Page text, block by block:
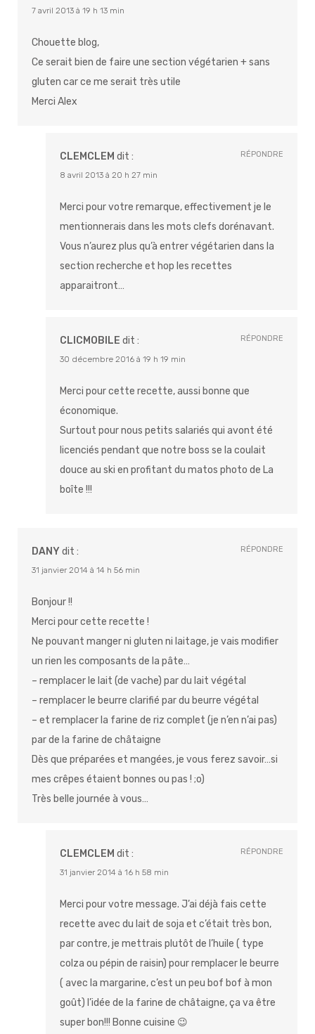
7 avril 2013 à 19 h 13 min
Chouette blog,
Ce serait bien de faire une section végétarien + sans
gluten car ce me serait très utile
Merci Alex
CLEMCLEM dit :
8 avril 2013 à 20 h 27 min
Merci pour votre remarque, effectivement je le
mentionnerais dans les mots clefs dorénavant.
Vous n’aurez plus qu’à entrer végétarien dans la
section recherche et hop les recettes
apparaitront…
RÉPONDRE
CLICMOBILE dit :
30 décembre 2016 à 19 h 19 min
Merci pour cette recette, aussi bonne que
économique.
Surtout pour nous petits salariés qui avont été
licenciés pendant que notre boss se la coulait
douce au ski en profitant du matos photo de La
boîte !!!
RÉPONDRE
DANY dit :
31 janvier 2014 à 14 h 56 min
Bonjour !!
Merci pour cette recette !
Ne pouvant manger ni gluten ni laitage, je vais modifier
un rien les composants de la pâte…
– remplacer le lait (de vache) par du lait végétal
– remplacer le beurre clarifié par du beurre végétal
– et remplacer la farine de riz complet (je n’en n’ai pas)
par de la farine de châtaigne
Dès que préparées et mangées, je vous ferez savoir…si
mes crêpes étaient bonnes ou pas ! ;o)
Très belle journée à vous…
RÉPONDRE
CLEMCLEM dit :
31 janvier 2014 à 16 h 58 min
Merci pour votre message. J’ai déjà fais cette
recette avec du lait de soja et c’était très bon,
par contre, je mettrais plutôt de l’huile ( type
colza ou pépin de raisin) pour remplacer le beurre
( avec la margarine, c’est un peu bof bof à mon
goût) l’idée de la farine de châtaigne, ça va être
super bon!!! Bonne cuisine 😉
RÉPONDRE